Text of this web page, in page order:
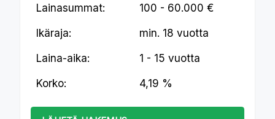
Lainasummat: 100 - 60.000 €
Ikäraja: min. 18 vuotta
Laina-aika: 1 - 15 vuotta
Korko: 4,19 %